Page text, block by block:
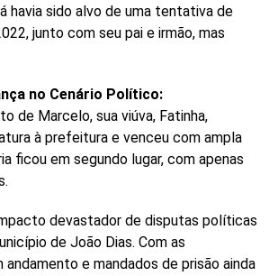
havia sido alvo de uma tentativa de
junto com seu pai e irmão, mas
no Cenário Político:
de Marcelo, sua viúva, Fatinha,
à prefeitura e venceu com ampla
ficou em segundo lugar, com apenas
devastador de disputas políticas
de João Dias. Com as
e mandados de prisão ainda